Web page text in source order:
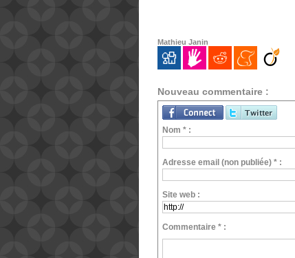
Mathieu Janin
Nouveau commentaire :
Nom * :
Adresse email (non publiée) * :
Site web :
Commentaire * :